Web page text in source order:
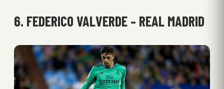
6. FEDERICO VALVERDE – REAL MADRID